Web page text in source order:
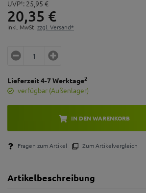
UVP¹: 25, 95 €
20,35 €
inkl. MwSt. zzgl. Versand*
Lieferzeit 4-7 Werktage2
verfügbar (Außenlager)
IN DEN WARENKORB
Fragen zum Artikel Zum Artikelvergleich
Artikelbeschreibung